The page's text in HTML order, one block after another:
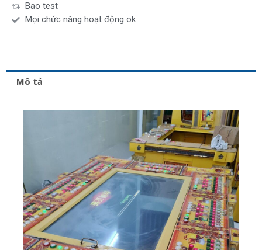
Bao test
Mọi chức năng hoạt động ok
Mô tả